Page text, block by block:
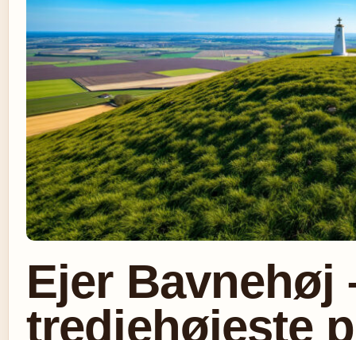
Ejer Bavnehøj
tredjehøjeste